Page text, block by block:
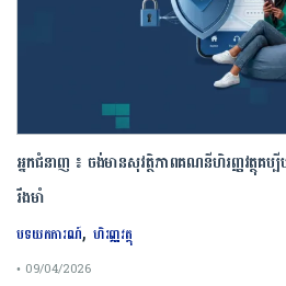
អ្នកជំនាញ ៖ ចង់មានសុវត្ថិភាពគណនីហិរញ្ញវត្ថុគប្បី
រឹងមាំ
បទយកការណ៍, ហិរញ្ញវត្ថុ
• 09/04/2026